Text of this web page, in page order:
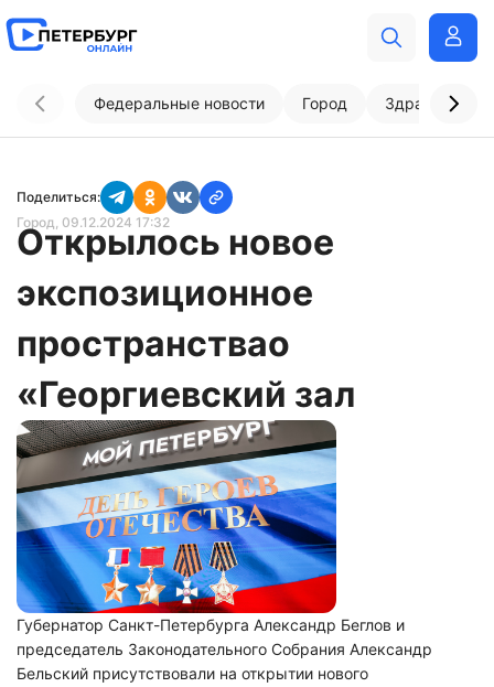
Федеральные новости Город
Поделиться:
Город, 09.12.2024 17:32
Открылось новое
экспозиционное
пространствао
«Георгиевский зал
Губернатор Санкт-Петербурга Александр Беглов и
председатель Законодательного Собрания Александр
Бельский присутствовали на открытии нового